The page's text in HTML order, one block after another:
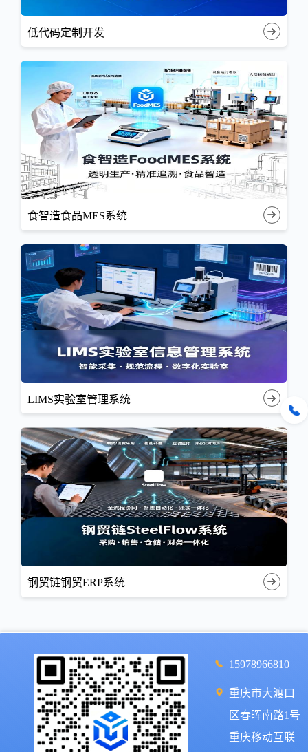
低代码定制开发
食智造食品MES系统
LIMS实验室管理系统
钢贸链钢贸ERP系统
15978966810
重庆市大渡口
区春晖南路1号
重庆移动互联